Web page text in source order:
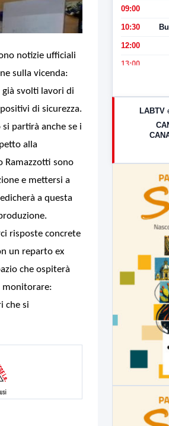
notizie ufficiali
sulla vicenda:
svolti lavori di
di sicurezza.
partirà anche se i
alla
Ramazzotti sono
e mettersi a
a questa
risposte concrete
un reparto ex
che ospiterà
monitorare:
che si
09:00
10:30
12:00
13:00
LABTV